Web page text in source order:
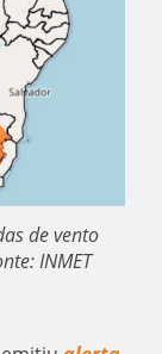
de vento
INMET